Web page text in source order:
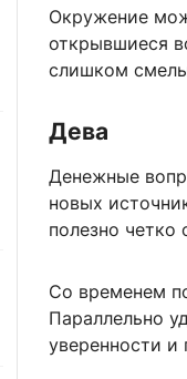
Окружение
открывшиеся
слишком
Дева
Денежные
новых
полезно четко
Со временем
Параллельно
уверенности и